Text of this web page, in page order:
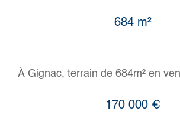
684 m²
À Gignac, terrain de 684m² en
170 000 €